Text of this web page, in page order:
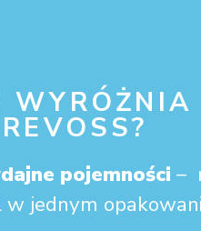
WYRÓŻNIA
REVOSS?
pojemności –
jednym